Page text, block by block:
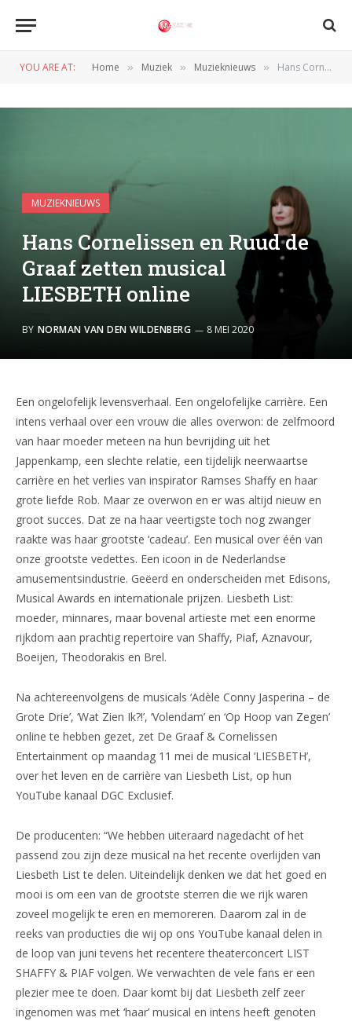
YOU ARE AT: Home » Muziek » Muzieknieuws » Hans Cornelissen en Ruud de Graaf zetten musical LIESBETH online
MUZIEKNIEUWS
Hans Cornelissen en Ruud de
Graaf zetten musical
LIESBETH online
BY NORMAN VAN DEN WILDENBERG 8 MEI 2020
Een ongelofelijk levensverhaal. Een ongelofelijke carrière. Een
intens verhaal over een vrouw die alles overwon: de zelfmoord
van haar moeder meteen na hun bevrijding uit het
Jappenkamp, een slechte relatie, een tijdelijk neerwaartse
carrière en het verlies van inspirator Ramses Shaffy en haar
grote liefde Rob. Maar ze overwon en er was altijd nieuw en
groot succes. Dat ze na haar veertigste toch nog zwanger
raakte was haar grootste ‘cadeau’. Een musical over één van
onze grootste vedettes. Een icoon in de Nederlandse
amusementsindustrie. Geëerd en onderscheiden met Edisons,
Musical Awards en internationale prijzen. Liesbeth List:
moeder, minnares, maar bovenal artieste met een enorme
rijkdom aan prachtig repertoire van Shaffy, Piaf, Aznavour,
Boeijen, Theodorakis en Brel.
Na achtereenvolgens de musicals ‘Adèle Conny Jasperina – de
Grote Drie’, ‘Wat Zien Ik?!’, ‘Volendam’ en ‘Op Hoop van Zegen’
online te hebben gezet, zet De Graaf & Cornelissen
Entertainment op maandag 11 mei de musical ‘LIESBETH’,
over het leven en de carrière van Liesbeth List, op hun
YouTube kanaal DGC Exclusief.
De producenten: “We hebben uiteraard nagedacht of het
passend zou zijn deze musical na het recente overlijden van
Liesbeth List te delen. Uiteindelijk denken we dat het goed en
mooi is om een van de grootste sterren die we rijk waren
zoveel mogelijk te eren en memoreren. Daarom zal in de
reeks van producties die wij op ons YouTube kanaal delen in
de loop van juni tevens het recentere theaterconcert LIST
SHAFFY & PIAF volgen. We verwachten de vele fans er een
plezier mee te doen. Daar komt bij dat Liesbeth zelf zeer
ingenomen was met ‘haar’ musical en intens heeft genoten